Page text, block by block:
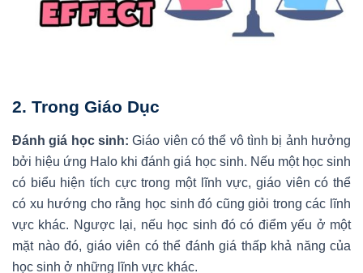
2. Trong Giáo Dục
Đánh giá học sinh: Giáo viên có thể vô tình bị ảnh hưởng
bởi hiệu ứng Halo khi đánh giá học sinh. Nếu một học sinh
có biểu hiện tích cực trong một lĩnh vực, giáo viên có thể
có xu hướng cho rằng học sinh đó cũng giỏi trong các lĩnh
vực khác. Ngược lại, nếu học sinh đó có điểm yếu ở một
mặt nào đó, giáo viên có thể đánh giá thấp khả năng của
học sinh ở những lĩnh vực khác.